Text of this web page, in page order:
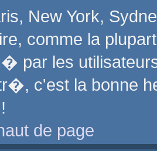
New York,
comme la
par les
c'est la bonne
de page